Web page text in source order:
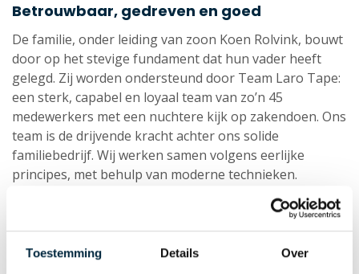
Toestemming Details Over
Betrouwbaar, gedreven en goed
De familie, onder leiding van zoon Koen Rolvink, bouwt
door op het stevige fundament dat hun vader heeft
gelegd. Zij worden ondersteund door Team Laro Tape:
een sterk, capabel en loyaal team van zo’n 45
medewerkers met een nuchtere kijk op zakendoen. Ons
team is de drijvende kracht achter ons solide
familiebedrijf. Wij werken samen volgens eerlijke
principes, met behulp van moderne technieken.
Betrouwbaar, gedreven en goed: dat is het DNA van
Over Laro Tape